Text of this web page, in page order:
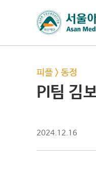
피플 > 동정
PI팀 김
2024.12.16